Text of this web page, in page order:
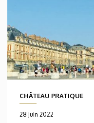
CHÂTEAU PRATIQUE
28 juin 2022